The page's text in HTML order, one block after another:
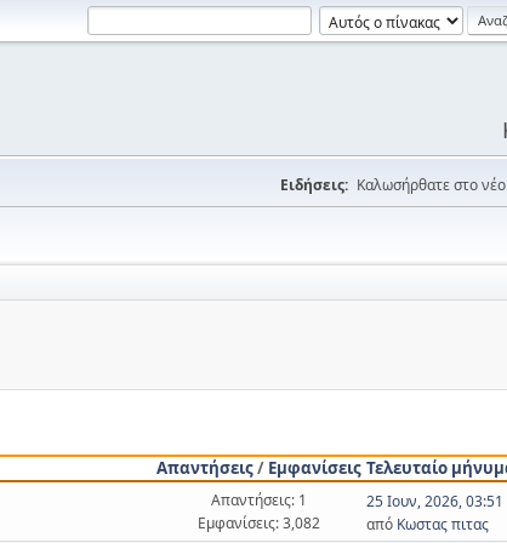
Ειδήσεις: Καλωσήρθατε στο
Απαντήσεις/ Εμφανίσεις Τελευταίο
Απαντήσεις: 1
Εμφανίσεις: 3,082
25 Ιουν, 2026,
από Κωστας πιτας